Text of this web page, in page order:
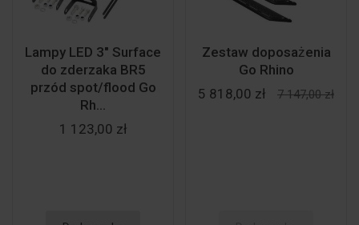
Lampy LED 3" Surface
do zderzaka BR5
przód spot/flood Go
Rh...
1 123,00 zł
Zestaw doposażenia
Go Rhino
5 818,00 zł
7 147,00 zł